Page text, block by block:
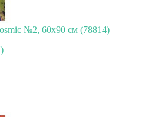
№2, 60х90 см (78814)